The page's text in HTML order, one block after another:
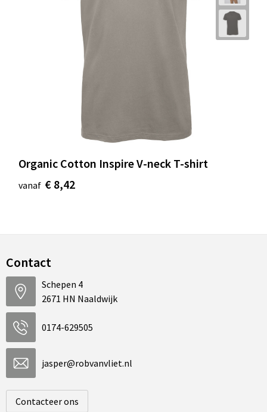
Organic Cotton Inspire V-neck T-shirt
vanaf € 8,42
Contact
Schepen 4
2671 HN Naaldwijk
0174-629505
jasper@robvanvliet.nl
Contacteer ons